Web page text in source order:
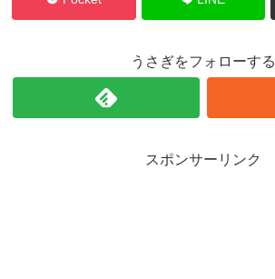
うさぎをフォローする
スポンサーリンク